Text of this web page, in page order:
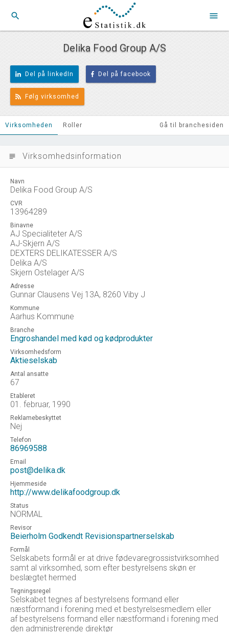
search menu
Delika Food Group A/S
Del på linkedIn Del på facebook
Følg virksomhed
Virksomheden Roller Gå til branchesiden
subject Virksomhedsinformation
Navn
Delika Food Group A/S
CVR
13964289
Binavne
AJ Specialiteter A/S
AJ-Skjern A/S
DEXTERS DELIKATESSER A/S
Delika A/S
Skjern Ostelager A/S
Adresse
Gunnar Clausens Vej 13A, 8260 Viby J
Kommune
Aarhus Kommune
Branche
Engroshandel med kød og kødprodukter
Virksomhedsform
Aktieselskab
Antal ansatte
67
Etableret
01. februar, 1990
Reklamebeskyttet
Nej
Telefon
86969588
Email
post@delika.dk
Hjemmeside
http://www.delikafoodgroup.dk
Status
NORMAL
Revisor
Beierholm Godkendt Revisionspartnerselskab
Formål
Selskabets formål er at drive fødevaregrossistvirksomhed
samt al virksomhed, som efter bestyrelsens skøn er
beslægtet hermed
Tegningsregel
Selskabet tegnes af bestyrelsens formand eller
næstformand i forening med et bestyrelsesmedlem eller
af bestyrelsens formand eller næstformand i forening med
den administrerende direktør